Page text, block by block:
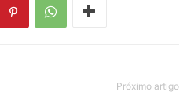
Próximo artigo